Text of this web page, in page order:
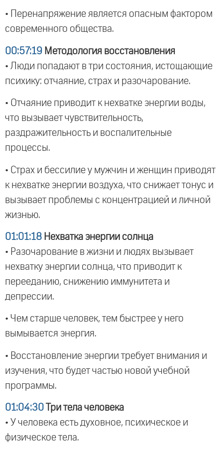
• Перенапряжение является опасным фактором
современного общества.
00:57:19 Методология восстановления
• Люди попадают в три состояния, истощающие
психику: отчаяние, страх и разочарование.
• Отчаяние приводит к нехватке энергии воды,
что вызывает чувствительность,
раздражительность и воспалительные
процессы.
• Страх и бессилие у мужчин и женщин приводят
к нехватке энергии воздуха, что снижает тонус и
вызывает проблемы с концентрацией и личной
жизнью.
01:01:18 Нехватка энергии солнца
• Разочарование в жизни и людях вызывает
нехватку энергии солнца, что приводит к
перееданию, снижению иммунитета и
депрессии.
• Чем старше человек, тем быстрее у него
вымывается энергия.
• Восстановление энергии требует внимания и
изучения, что будет частью новой учебной
программы.
01:04:30 Три тела человека
• У человека есть духовное, психическое и
физическое тела.